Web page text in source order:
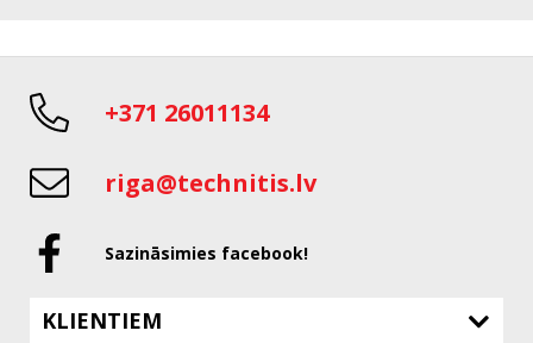
+371 26011134
riga@technitis.lv
Sazināsimies facebook!
KLIENTIEM